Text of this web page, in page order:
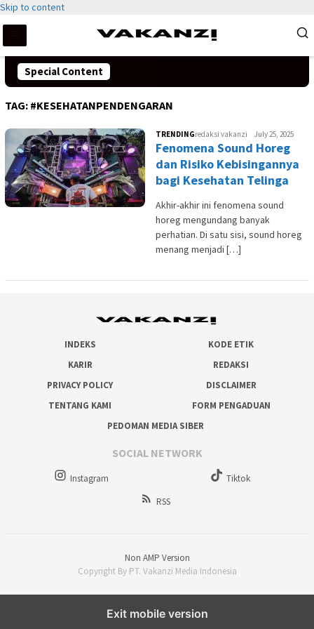
Skip to content
Special Content
TAG: #KESEHATANPENDENGARAN
TRENDINGredaksi vakanzi July 25, 2025
Fenomena Sound Horeg
dan Risiko Kebisingannya
bagi Kesehatan Telinga
Akhir-akhir ini fenomena sound
horeg mengundang banyak
perhatian. Di satu sisi, sound horeg
menang menjadi […]
INDEKS
KODE ETIK
KARIR
REDAKSI
PRIVACY POLICY
DISCLAIMER
TENTANG KAMI
FORM PENGADUAN
PEDOMAN MEDIA SIBER
SOCIAL NETWORK
Instagram
Tiktok
RSS
Non AMP Version
Copyright By PT. Vakanzi Media Indonesia
Exit mobile version